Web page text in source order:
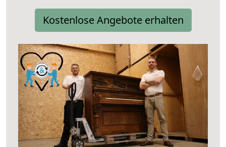
Kostenlose Angebote erhalten